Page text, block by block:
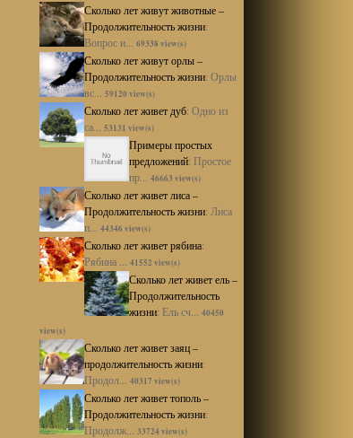
Сколько лет живут животные –
Продолжительность жизни:
Вопрос и...
69338 view(s)
Сколько лет живут орлы –
Продолжительность жизни: Орлы
вс...
59120 view(s)
Сколько лет живет дуб: Одно из
са...
53131 view(s)
Примеры простых
предложений: Простое
пр...
46663 view(s)
Сколько лет живет лиса –
Продолжительность жизни: Лиса
п...
44346 view(s)
Сколько лет живет рябина:
Рябина ...
41552 view(s)
Сколько лет живет ель –
Продолжительность
жизни: Ель сч...
40450
view(s)
Сколько лет живет заяц –
продолжительность жизни:
Продол...
40317 view(s)
Сколько лет живет тополь –
Продолжительность жизни:
Продолж...
33724 view(s)